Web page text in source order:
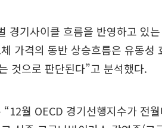
경기사이클 흐름을 반영하고 있
가격의 동반 상승흐름은 유동성
것으로 판단된다”고 분석했다.
월 OECD 경기선행지수가 전